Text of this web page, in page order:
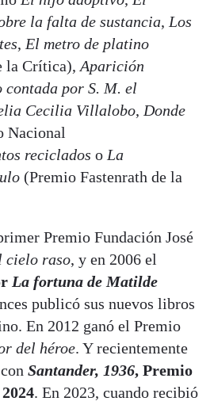
la falta de sustancia, Los
, El metro de platino
la Crítica), Aparición
contada por S. M. el
Cecilia Villalobo, Donde
Nacional
reciclados o La
(Premio Fastenrath de la
Premio Fundación José
cielo raso, y en 2006 el
La fortuna de Matilde
publicó sus nuevos libros
En 2012 ganó el Premio
del héroe. Y recientemente
Santander, 1936, Premio
. En 2023, cuando recibió